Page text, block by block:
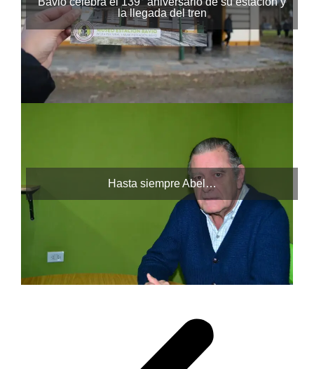
la llegada del tren
Hasta siempre Abel…